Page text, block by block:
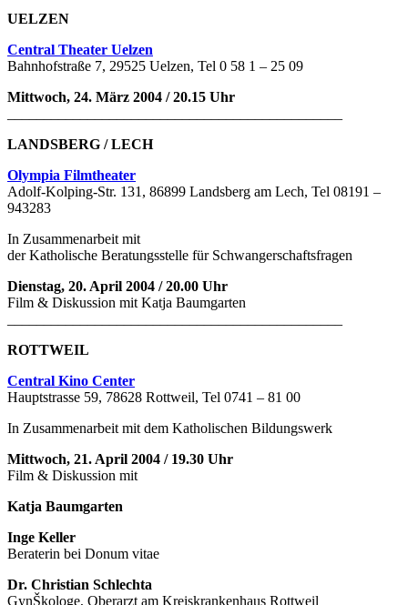
UELZEN
Central Theater Uelzen
Bahnhofstraße 7, 29525 Uelzen, Tel 0 58 1 – 25 09
Mittwoch, 24. März 2004 / 20.15 Uhr
LANDSBERG / LECH
Olympia Filmtheater
Adolf-Kolping-Str. 131, 86899 Landsberg am Lech, Tel 08191 –
943283
In Zusammenarbeit mit
der Katholische Beratungsstelle für Schwangerschaftsfragen
Dienstag, 20. April 2004 / 20.00 Uhr
Film & Diskussion mit Katja Baumgarten
ROTTWEIL
Central Kino Center
Hauptstrasse 59, 78628 Rottweil, Tel 0741 – 81 00
In Zusammenarbeit mit dem Katholischen Bildungswerk
Mittwoch, 21. April 2004 / 19.30 Uhr
Film & Diskussion mit
Katja Baumgarten
Inge Keller
Beraterin bei Donum vitae
Dr. Christian Schlechta
GynŠkologe, Oberarzt am Kreiskrankenhaus Rottweil